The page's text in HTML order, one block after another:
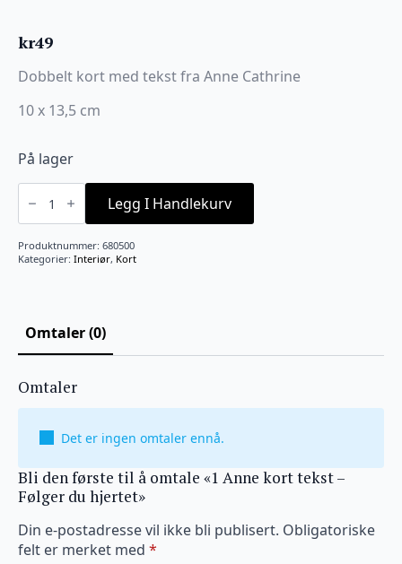
kr49
Dobbelt kort med tekst fra Anne Cathrine
10 x 13,5 cm
På lager
1
Anne
tekst
-
Følger
du
Legg I Handlekurv
Produktnummer: 680500
Kategorier: Interiør, Kort
Omtaler (0)
Omtaler
Det er ingen omtaler ennå.
Bli den første til å omtale «1 Anne kort tekst –
Følger du hjertet»
Din e-postadresse vil ikke bli publisert. Obligatoriske
felt er merket med *